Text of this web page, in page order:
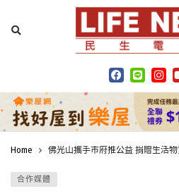
Home 佛光山攜手市府推公益 捐贈生活
合作媒體